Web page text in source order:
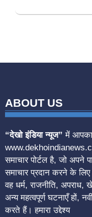
ABOUT US
“देखो इंडिया न्यूज” में आपका
समाचार पोर्टल है, जो अपने
समाचार प्रदान करने के
वह धर्म, राजनीति, अपराध,
अन्य महत्वपूर्ण घटनाएँ हों,
करते हैं। हमारा उद्देश्य